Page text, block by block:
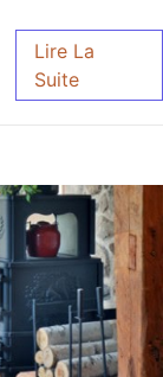
Lire La
Suite